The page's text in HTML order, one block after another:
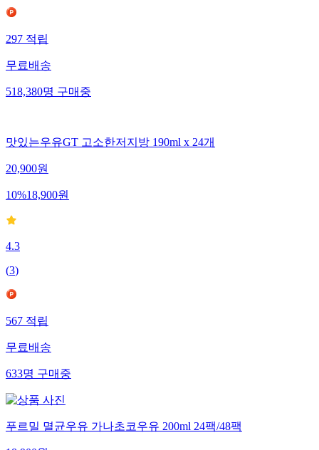
297적립
무료배송
518,380명구매중
맛있는우유GT 고소한저지방 190ml x 24개
20,900원
10%18,900원
4.3
(3)
567적립
무료배송
633명구매중
푸르밀 멸균우유 가나초코우유 200ml 24팩/48팩